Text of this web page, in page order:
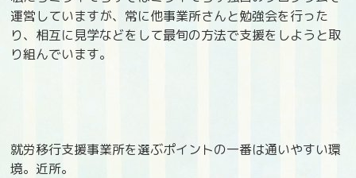
運営していますが、常に他事業所さんと勉強会を行った
り、相互に見学などをして最旬の方法で支援をしようと取
り組んでいます。
就労移行支援事業所を選ぶポイントの一番は通いやすい環
境。近所。